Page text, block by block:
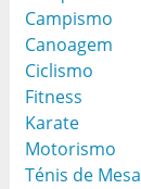
Campismo
Canoagem
Ciclismo
Fitness
Karate
Motorismo
Ténis de Mesa